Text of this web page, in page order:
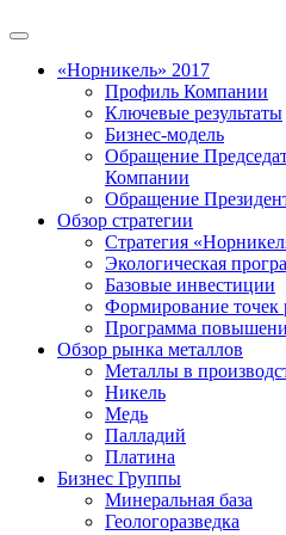
«Норникель» 2017
Профиль Компании
Ключевые результаты
Бизнес-модель
Обращение
Компании
Обращение
Обзор стратегии
Стратегия
Экологическая
Базовые инвестиции
Формирование точек
Программа
Обзор рынка металлов
Металлы в
Никель
Медь
Палладий
Платина
Бизнес Группы
Минеральная база
Геологоразведка